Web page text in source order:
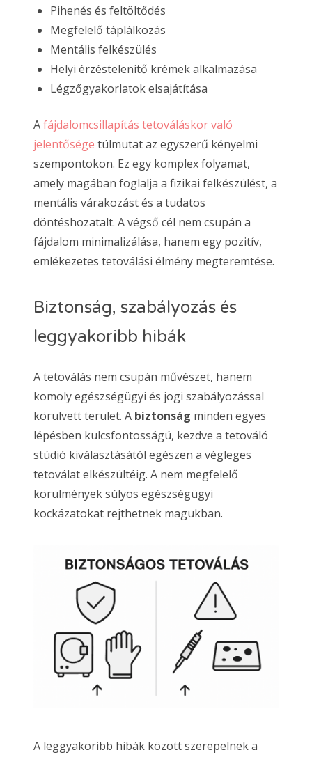
Pihenés és feltöltődés
Megfelelő táplálkozás
Mentális felkészülés
Helyi érzéstelenítő krémek alkalmazása
Légzőgyakorlatok elsajátítása
Afájdalomcsillapítás tetováláskor való
jelentősége túlmutat az egyszerű kényelmi
szempontokon. Ez egy komplex folyamat,
amely magában foglalja a fizikai felkészülést, a
mentális várakozást és a tudatos
döntéshozatalt. A végső cél nem csupán a
fájdalom minimalizálása, hanem egy pozitív,
emlékezetes tetoválási élmény megteremtése.
Biztonság, szabályozás és
leggyakoribb hibák
A tetoválás nem csupán művészet, hanem
komoly egészségügyi és jogi szabályozással
körülvett terület. A biztonság minden egyes
lépésben kulcsfontosságú, kezdve a tetováló
stúdió kiválasztásától egészen a végleges
tetoválat elkészültéig. A nem megfelelő
körülmények súlyos egészségügyi
kockázatokat rejthetnek magukban.
A leggyakoribb hibák között szerepelnek a